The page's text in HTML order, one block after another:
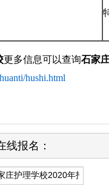
更多信息可以查询石家
hushi.html
线报名：